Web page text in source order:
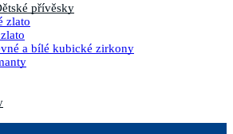
přívěsky
zlato
a bílé kubické zirkony